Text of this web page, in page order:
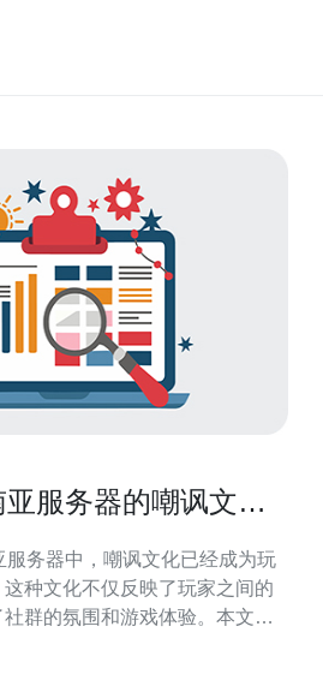
服务器的嘲讽文化
务器中，嘲讽文化已经成为玩
种文化不仅反映了玩家之间的
群的氛围和游戏体验。本文将
络服务提供商，以提升游戏体